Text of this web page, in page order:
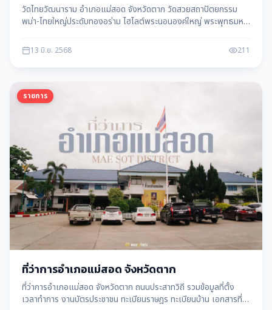
วัดไทยวัฒนาราม อำเภอแม่สอด จังหวัดตาก วัดสวยสถาปัตยกรรม
พม่า-ไทยใหญ่ประดับทองอร่าม ไฮไลต์พระนอนองค์ใหญ่ พระพุทธมหา
13 มิ.ย. 2568 211
ราชการ
ที่ว่าการอำเภอแม่สอด จังหวัดตาก
ที่ว่าการอำเภอแม่สอด จังหวัดตาก ถนนประสาทวิถี รวมข้อมูลที่ตั้ง
เวลาทำการ งานบัตรประชาชน ทะเบียนราษฎร ทะเบียนบ้าน เอกสารที่